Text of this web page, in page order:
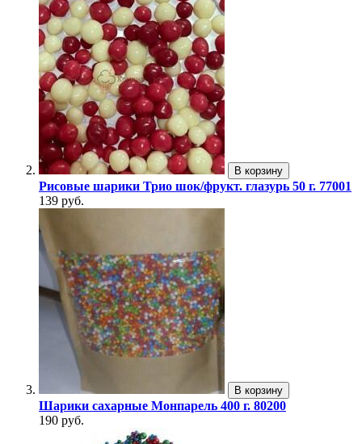
В корзину
Рисовые шарики Трио шок/фрукт. глазурь 50 г. 77001
139 руб.
В корзину
Шарики сахарные Монпарель 400 г. 80200
190 руб.